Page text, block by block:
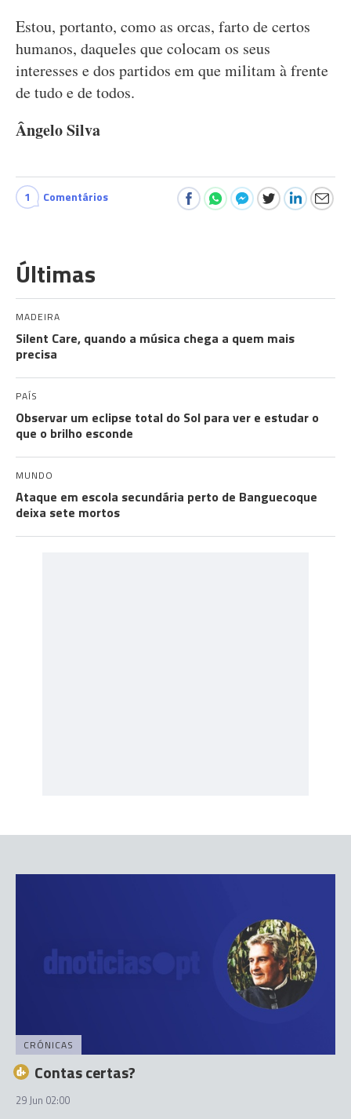
Estou, portanto, como as orcas, farto de certos
humanos, daqueles que colocam os seus
interesses e dos partidos em que militam à frente
de tudo e de todos.
Ângelo Silva
1 Comentários
Últimas
MADEIRA
Silent Care, quando a música chega a quem mais
precisa
PAÍS
Observar um eclipse total do Sol para ver e estudar o
que o brilho esconde
MUNDO
Ataque em escola secundária perto de Banguecoque
deixa sete mortos
CRÓNICAS
Contas certas?
29 Jun 02:00